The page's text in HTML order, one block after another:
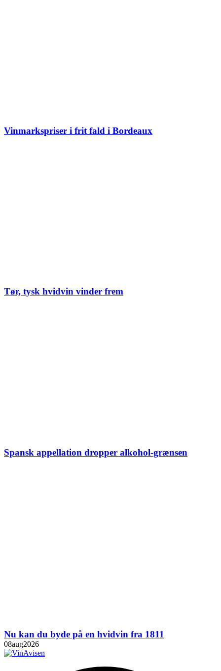
Vinmarkspriser i frit fald i Bordeaux
Tør, tysk hvidvin vinder frem
Spansk appellation dropper alkohol-grænsen
Nu kan du byde på en hvidvin fra 1811
08aug2026